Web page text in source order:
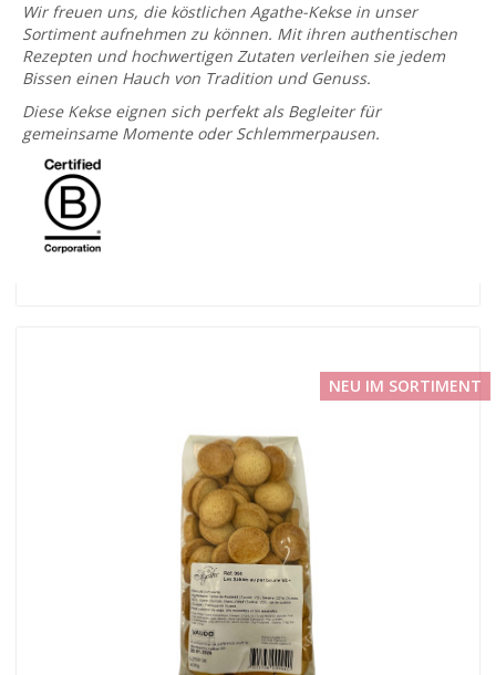
Wir freuen uns, die köstlichen Agathe-Kekse in unser
Sortiment aufnehmen zu können. Mit ihren authentischen
Rezepten und hochwertigen Zutaten verleihen sie jedem
Bissen einen Hauch von Tradition und Genuss.
Diese Kekse eignen sich perfekt als Begleiter für
gemeinsame Momente oder Schlemmerpausen.
NEU IM SORTIMENT